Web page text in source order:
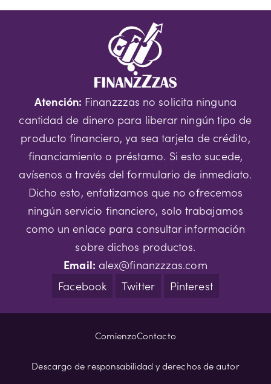
Atención: Finanzzzas no solicita ninguna
cantidad de dinero para liberar ningún tipo de
producto financiero, ya sea tarjeta de crédito,
financiamiento o préstamo. Si esto sucede,
avísenos a través del formulario de inmediato.
Dicho esto, enfatizamos que no ofrecemos
ningún servicio financiero, solo trabajamos
como un enlace para consultar información
sobre dichos productos.
Email: alex@finanzzzas.com
Facebook
Twitter Pinterest
ComienzoContacto
Descargo de responsabilidad y derechos de autor